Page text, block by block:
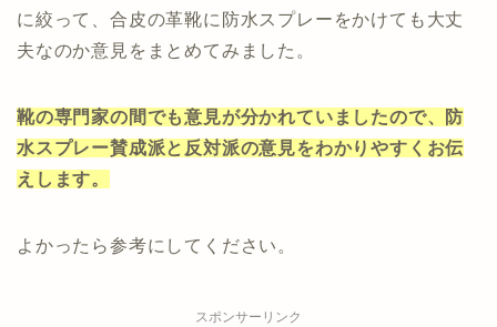
に絞って、合皮の革靴に防水スプレーをかけても大丈
夫なのか意見をまとめてみました。
靴の専門家の間でも意見が分かれていましたので、防
水スプレー賛成派と反対派の意見をわかりやすくお伝
えします。
よかったら参考にしてください。
スポンサーリンク